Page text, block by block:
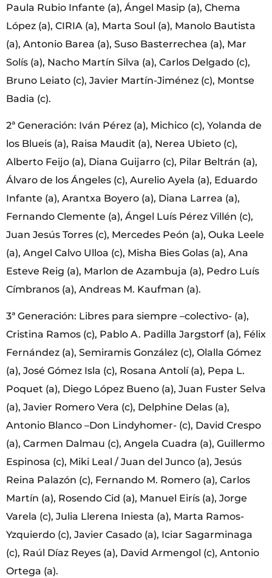
Paula Rubio Infante (a), Ángel Masip (a), Chema
López (a), CIRIA (a), Marta Soul (a), Manolo Bautista
(a), Antonio Barea (a), Suso Basterrechea (a), Mar
Solís (a), Nacho Martín Silva (a), Carlos Delgado (c),
Bruno Leiato (c), Javier Martín-Jiménez (c), Montse
Badia (c).
2ª Generación: Iván Pérez (a), Michico (c), Yolanda de
los Blueis (a), Raisa Maudit (a), Nerea Ubieto (c),
Alberto Feijo (a), Diana Guijarro (c), Pilar Beltrán (a),
Álvaro de los Ángeles (c), Aurelio Ayela (a), Eduardo
Infante (a), Arantxa Boyero (a), Diana Larrea (a),
Fernando Clemente (a), Ángel Luís Pérez Villén (c),
Juan Jesús Torres (c), Mercedes Peón (a), Ouka Leele
(a), Angel Calvo Ulloa (c), Misha Bies Golas (a), Ana
Esteve Reig (a), Marlon de Azambuja (a), Pedro Luís
Címbranos (a), Andreas M. Kaufman (a).
3ª Generación: Libres para siempre –colectivo- (a),
Cristina Ramos (c), Pablo A. Padilla Jargstorf (a), Félix
Fernández (a), Semiramis González (c), Olalla Gómez
(a), José Gómez Isla (c), Rosana Antolí (a), Pepa L.
Poquet (a), Diego López Bueno (a), Juan Fuster Selva
(a), Javier Romero Vera (c), Delphine Delas (a),
Antonio Blanco –Don Lindyhomer- (c), David Crespo
(a), Carmen Dalmau (c), Angela Cuadra (a), Guillermo
Espinosa (c), Miki Leal / Juan del Junco (a), Jesús
Reina Palazón (c), Fernando M. Romero (a), Carlos
Martín (a), Rosendo Cid (a), Manuel Eirís (a), Jorge
Varela (c), Julia Llerena Iniesta (a), Marta Ramos-
Yzquierdo (c), Javier Casado (a), Iciar Sagarminaga
(c), Raúl Díaz Reyes (a), David Armengol (c), Antonio
Ortega (a).